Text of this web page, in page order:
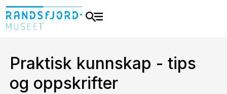
Praktisk kunnskap - tips
og oppskrifter